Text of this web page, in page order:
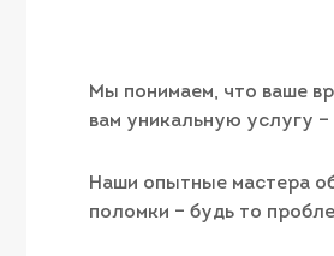
Мы понимаем, что ваше
вам уникальную услугу
Наши опытные мастера
поломки – будь то